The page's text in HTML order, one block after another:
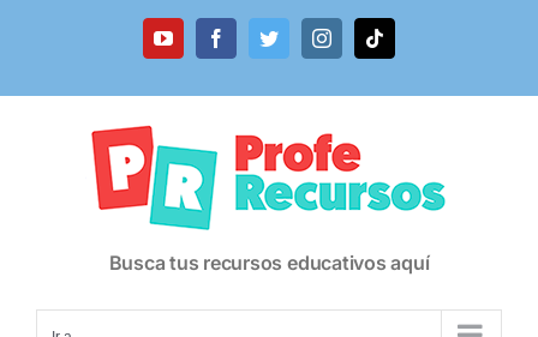
YouTubeFacebookTwitterInstagramTiktok
Busca tus recursos educativos aquí